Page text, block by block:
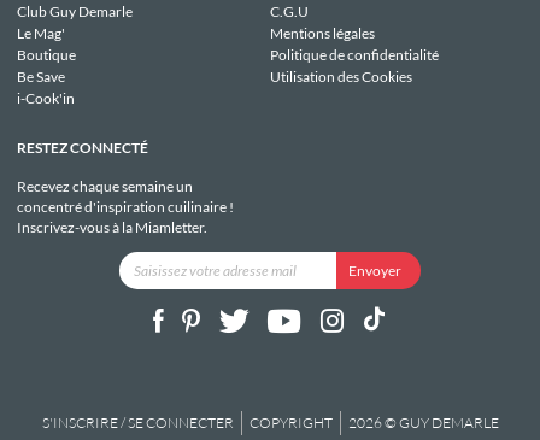
Club Guy Demarle
Le Mag'
Boutique
Be Save
i-Cook'in
C.G.U
Mentions légales
Politique de confidentialité
Utilisation des Cookies
RESTEZ CONNECTÉ
Recevez chaque semaine un
concentré d'inspiration cuilinaire !
Inscrivez-vous à la Miamletter.
S'INSCRIRE / SE CONNECTER COPYRIGHT 2026 © GUY DEMARLE